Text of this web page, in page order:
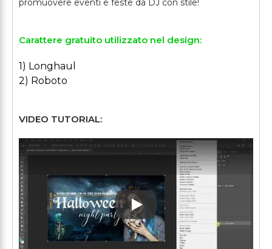
Carattere gratuito utilizzato nel design:
1) Longhaul
2) Roboto
VIDEO TUTORIAL:
Play: Keynote (Google I/O